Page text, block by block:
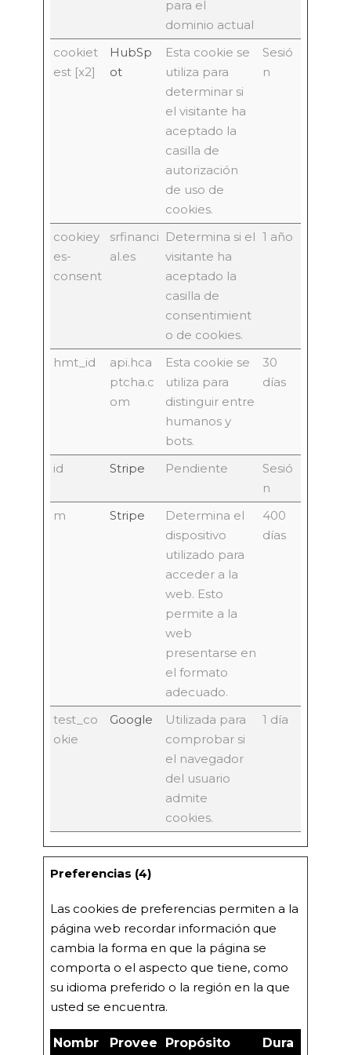
para el
dominio actual
cookiet
est [x2]
HubSp
ot
Esta cookie se
utiliza para
determinar si
el visitante ha
aceptado la
casilla de
autorización
de uso de
cookies.
Sesió
n
cookiey
es-
consent
srfinanci
al.es
Determina si el
visitante ha
aceptado la
casilla de
consentimient
o de cookies.
1 año
hmt_id
api.hca
ptcha.c
om
Esta cookie se
utiliza para
distinguir entre
humanos y
bots.
30
días
id Stripe Pendiente
Sesió
n
m
Stripe
Determina el
dispositivo
utilizado para
acceder a la
web. Esto
permite a la
web
presentarse en
el formato
adecuado.
400
días
test_co
okie
Google
Utilizada para
comprobar si
el navegador
del usuario
admite
cookies.
1 día
Preferencias (4)
Las cookies de preferencias permiten a la
página web recordar información que
cambia la forma en que la página se
comporta o el aspecto que tiene, como
su idioma preferido o la región en la que
usted se encuentra.
Nombr
Provee
Propósito
Dura